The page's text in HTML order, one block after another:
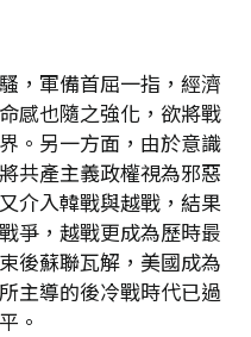
，軍備首屈一指，經濟
感也隨之強化，欲將戰
。另一方面，由於意識
共產主義政權視為邪惡
介入韓戰與越戰，結果
爭，越戰更成為歷時最
後蘇聯瓦解，美國成為
主導的後冷戰時代已過
。